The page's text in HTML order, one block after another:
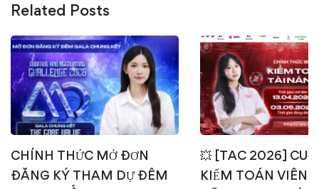
Related Posts
CHÍNH THỨC MỞ ĐƠN
ĐĂNG KÝ THAM DỰ ĐÊM
💥 [TAC 2026]
KIỂM TOÁN VIÊN